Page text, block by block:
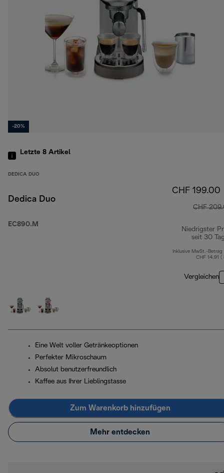
-20%
Letzte 8 Artikel
DEDICA DUO
Dedica Duo
EC890.M
CHF 199.00
CHF
Niedrigster
seit 30
Inklusive MwSt.-Betrag
CHF 14.91 (
Vergleichen
Eine Welt voller Getränkeoptionen
Perfekter Mikroschaum
Absolut benutzerfreundlich
Kaffee aus Ihrer Lieblingstasse
Zum Warenkorb hinzufügen
Mehr entdecken